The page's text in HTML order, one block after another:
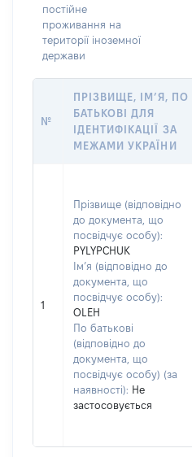
постійне
проживання на
території іноземної
держави
№
ПРІЗВИЩЕ, ІМ’Я, ПО
БАТЬКОВІ ДЛЯ
ІДЕНТИФІКАЦІЇ ЗА
МЕЖАМИ УКРАЇНИ
1
Прізвище (відповідно
до документа, що
посвідчує особу):
PYLYPCHUK
Ім’я (відповідно до
документа, що
посвідчує особу):
OLEH
По батькові
(відповідно до
документа, що
посвідчує особу) (за
наявності): Не
застосовується